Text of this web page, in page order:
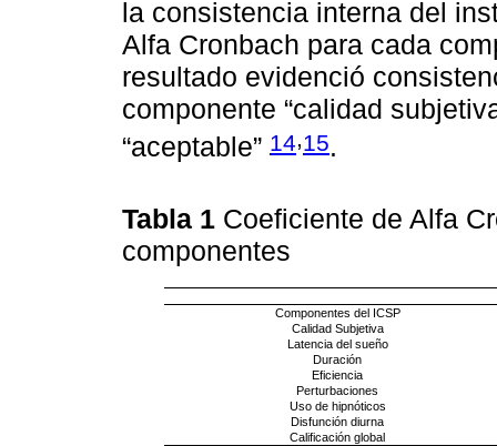
la consistencia interna del
Alfa Cronbach para cada
resultado evidenció
componente “calidad
“aceptable” 14 15.
Tabla 1 Coeficiente de Alfa
componentes
Componentes del ICSP
Calidad Subjetiva
Latencia del sueño
Duración
Eficiencia
Perturbaciones
Uso de hipnóticos
Disfunción diurna
Calificación global